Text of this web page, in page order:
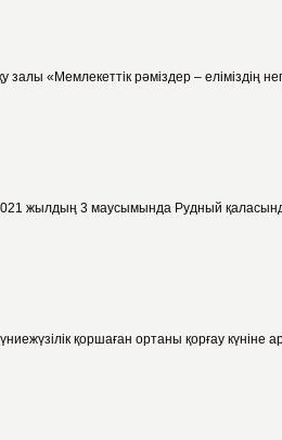
«Мемлекеттік рәміздер – еліміздің
жылдың 3 маусымында Рудный
қоршаған ортаны қорғау